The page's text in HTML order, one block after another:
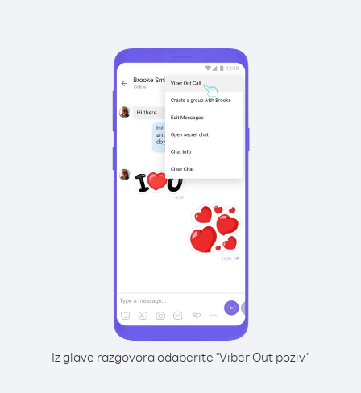
Iz glave razgovora odaberite "Viber Out poziv"